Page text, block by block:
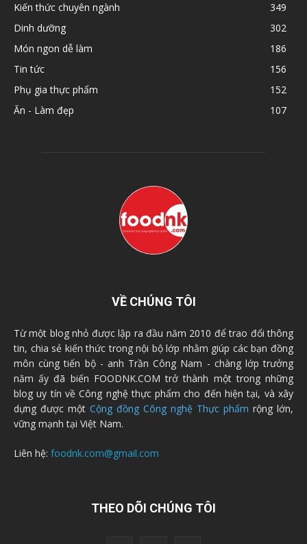
Kiến thức chuyên ngành
349
Dinh dưỡng
302
Món ngon dễ làm
186
Tin tức
156
Phụ gia thực phẩm
152
Ăn - Làm đẹp
107
VỀ CHÚNG TÔI
Từ một blog nhỏ được lập ra đầu năm 2010 để trao đổi thông
tin, chia sẻ kiến thức trong nội bộ lớp nhằm giúp các bạn đồng
môn cùng tiến bộ - anh Trần Công Nam - chàng lớp trưởng
năm ấy đã biến FOODNK.COM trở thành một trong những
blog uy tín về Công nghệ thực phẩm cho đến hiện tại, và xây
dựng được một Cộng đồng Công nghệ Thực phẩm rộng lớn,
vững mạnh tại Việt Nam.
Liên hệ: foodnk.com@gmail.com
THEO DÕI CHÚNG TÔI